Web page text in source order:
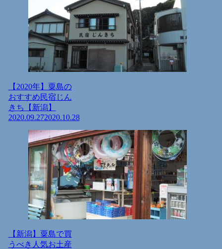
【2020年】粟島の
おすすめ民宿じん
きち【新潟】
2020.09.272020.10.28
【新潟】粟島で買
うべき人気お土産